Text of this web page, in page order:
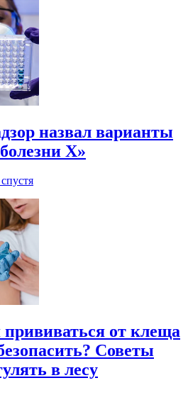
назвал варианты
Х»
от клеща
Советы
в лесу